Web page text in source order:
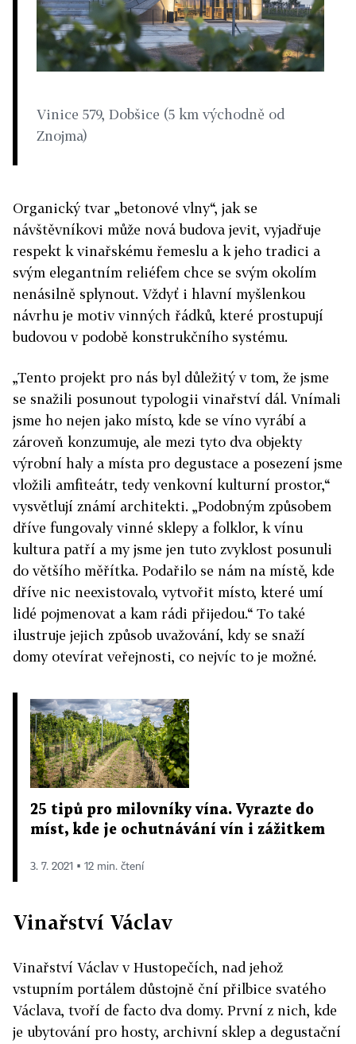
Vinice 579, Dobšice (5 km východně od
Znojma)
Organický tvar „betonové vlny“, jak se
návštěvníkovi může nová budova jevit, vyjadřuje
respekt k vinařskému řemeslu a k jeho tradici a
svým elegantním reliéfem chce se svým okolím
nenásilně splynout. Vždyť i hlavní myšlenkou
návrhu je motiv vinných řádků, které prostupují
budovou v podobě konstrukčního systému.
„Tento projekt pro nás byl důležitý v tom, že jsme
se snažili posunout typologii vinařství dál. Vnímali
jsme ho nejen jako místo, kde se víno vyrábí a
zároveň konzumuje, ale mezi tyto dva objekty
výrobní haly a místa pro degustace a posezení jsme
vložili amfiteátr, tedy venkovní kulturní prostor,“
vysvětlují známí architekti. „Podobným způsobem
dříve fungovaly vinné sklepy a folklor, k vínu
kultura patří a my jsme jen tuto zvyklost posunuli
do většího měřítka. Podařilo se nám na místě, kde
dříve nic neexistovalo, vytvořit místo, které umí
lidé pojmenovat a kam rádi přijedou.“ To také
ilustruje jejich způsob uvažování, kdy se snaží
domy otevírat veřejnosti, co nejvíc to je možné.
25 tipů pro milovníky vína. Vyrazte do
míst, kde je ochutnávání vín i zážitkem
3. 7. 2021 ▪ 12 min. čtení
Vinařství Václav
Vinařství Václav v Hustopečích, nad jehož
vstupním portálem důstojně ční přilbice svatého
Václava, tvoří de facto dva domy. První z nich, kde
je ubytování pro hosty, archivní sklep a degustační